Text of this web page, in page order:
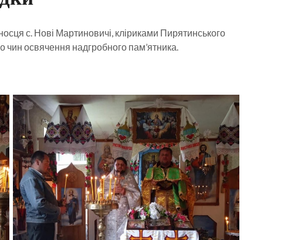
с. Нові Мартиновичі, кліриками Пирятинського
чин освячення надгробного пам’ятника.